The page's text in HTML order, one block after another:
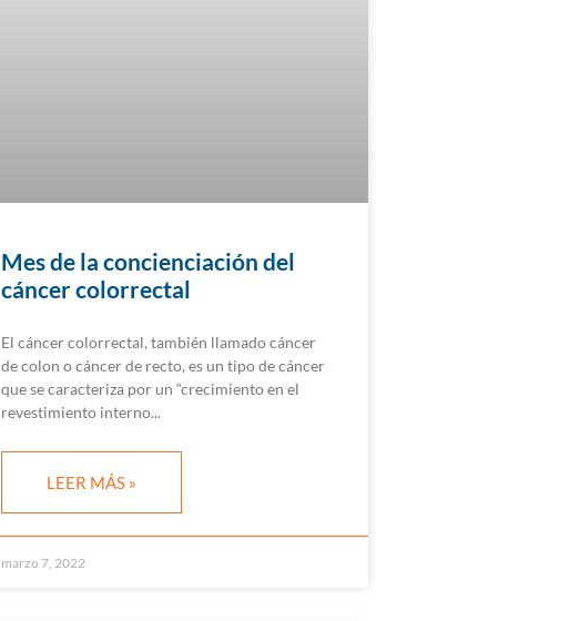
Mes de la concienciación del
cáncer colorrectal
El cáncer colorrectal, también llamado cáncer
de colon o cáncer de recto, es un tipo de cáncer
que se caracteriza por un “crecimiento en el
revestimiento interno
LEER MÁS »
marzo 7, 2022